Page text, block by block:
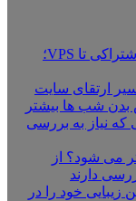
از هاست اشتراکی تا VPS؛
شب ها بیشتر
نیاز به بررسی
می شود؟ از
دارند
زیبایی خود را در